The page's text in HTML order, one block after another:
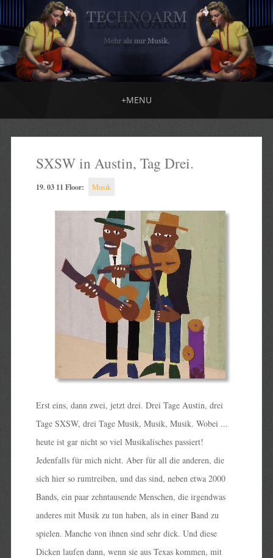
+MENU
SXSW in Austin, Tag Drei.
19. 03 11 Floor: Musik
Erst eins, dann zwei, jetzt drei. Drei Tage Austin, drei
Tage SXSW, drei Tage Musik, Musik, Musik. Wobei ...
heute ist gar nicht so viel Musikalisches passiert!
Jedenfalls für mich nicht. Aber für all die anderen, die
sich hier so rumtreiben, und das sind, neben etwa 2000
Bands, ein paar zehntausende Menschen, die irgendwas
anderes mit Musik zu tun haben, als in einer Band zu
spielen. Manche von ihnen sind sehr dick. Und diese
Dicken laufen dann, wenn sie aus Texas kommen, mit